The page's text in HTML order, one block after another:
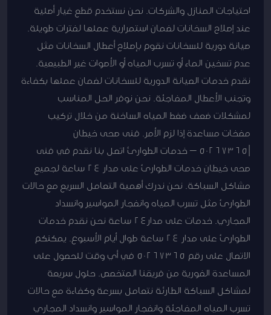
احتياجات المنازل والشركات. نحن نستخدم قطع غيار أصلية
عند إصلاح السخانات لضمان استمرارية عملها لفترات طويلة.
صيانة دورية للسخانات نقوم بإصلاح أعطال السخانات مثل
عدم تسخين الماء أو تسرب المياه أو الأصوات غير الطبيعية.
نقدم خدمات الصيانة الدورية للسخانات لضمان عملها بكفاءة
وتجنب الأعطال المفاجئة. نحن نوفر الحل المناسب
لمشكلات ضعف ضغط المياه الساخنة من خلال تركيب
مضخات مساعدة إذا لزم الأمر. فنى صحى خيطان
|50267365 – خدمات الطوارئ اتصل بنا نقدم في فنى
صحى خيطان خدمات الطوارئ على مدار 24 ساعة لجميع
مشاكل السباكة. نحن ندرك أهمية التعامل السريع مع حالات
الطوارئ مثل تسرب المياه وانفجار المواسير وانسداد
المجاري. خدمات على مدار24 ساعة نحن نقدم خدمات
الطوارئ على مدار 24 ساعة طوال أيام الأسبوع. يمكنكم
الاتصال على رقم 50267365 في أي وقت للحصول على
المساعدة الفورية من فريقنا المتخصص. حلول سريعة
لمشاكل السباكة الطارئة نتعامل بسرعة وكفاءة مع حالات
تسرب المياه المفاجئة وانفجار المواسير وانسداد المجاري